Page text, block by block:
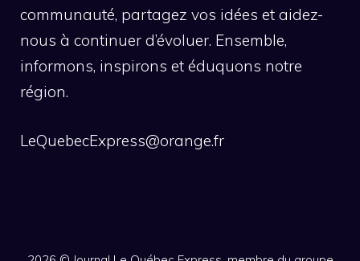
communauté, partagez vos idées et aidez-
nous à continuer d’évoluer. Ensemble,
informons, inspirons et éduquons notre
région.
LeQuebecExpress@orange.fr